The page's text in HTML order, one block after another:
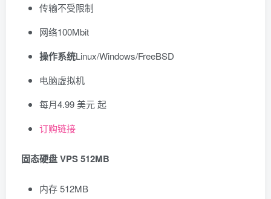
传输不受限制
网络100Mbit
操作系统Linux/Windows/FreeBSD
电脑虚拟机
每月4.99 美元起
订购链接
固态硬盘 VPS 512MB
内存 512MB